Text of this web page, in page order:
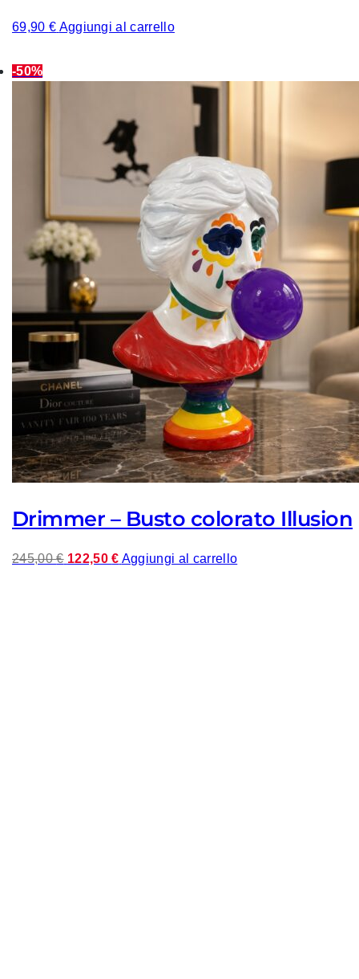
69,90 € Aggiungi al carrello
-50%
Drimmer – Busto colorato Illusion
245,00€ Il
122,50€IlAggiungi al carrello